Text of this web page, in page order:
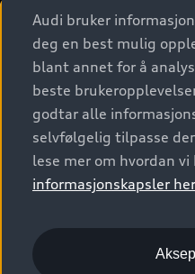
Audi bruker
deg en best mulig
blant annet for å
beste
godtar alle
selvfølgelig tilpasse
lese mer om hvordan vi
informasjonskapsler her
Elbiler
SUV
Stasjonsvogn
Sportback
S/RS
Konseptbiler og prototyper
Biler på lager
Finn forhandler
Bestill prøvekjøring
Kontakt forhandler
Bilgarantier
Behold nybilfølelsen
Audi Originalt tilbehør
Verkstedtjenester
Digitale tjenester
Audi digitale tjenester
Audi connect
Functions on demand
Kom i gang med myAudi
Audi Norge
Kundeservice
Audi Driving Experience
© 2026 AUDI NORGE. All
Imprint